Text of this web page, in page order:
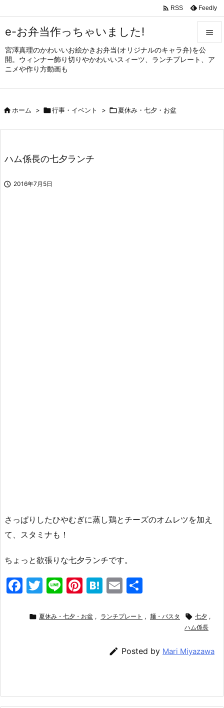
e-お弁当作っちゃいました!
宮澤真理のかわいいお絵かきお弁当(オリジナルのキャラ弁)を公
開。ウィンナー飾り切りやかわいいスィーツ、ランチプレート、ア
ニメや作り方動画も


メニュ
サイド

 RSS Feedly
ホーム > 行事・イベント > 夏休み・七夕・お盆
ハム係長の七夕ランチ
 2016年7月5日
さっぱりしたひやむぎに蒸し鶏とチーズのオムレツを加え
て、スタミナも！
ちょっと欲張りな七夕ランチです。
F
c
k
T
itt
Li
e
Pi
er
H
e
a
E
ai
 夏休み・七夕・お盆 , ランチプレート , 麺・パスタ  七夕 ,
ハム係長
 Posted by Mari Miyazawa